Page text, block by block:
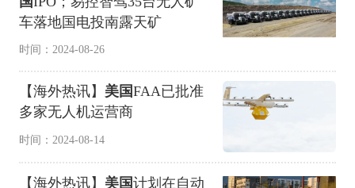
车落地国电投南露天矿
时间：2024-08-26
【海外热讯】 美国FAA已批准
多家无人机运营商
时间：2024-08-14
【海外热讯】 美国计划在自动